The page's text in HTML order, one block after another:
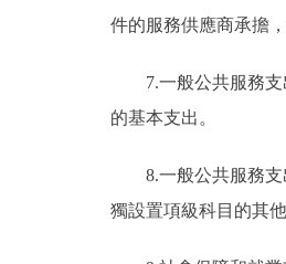
件的服務供應商承擔
7.一般公共服務
的基本支出。
8.一般公共服務
獨設置項級科目的其他